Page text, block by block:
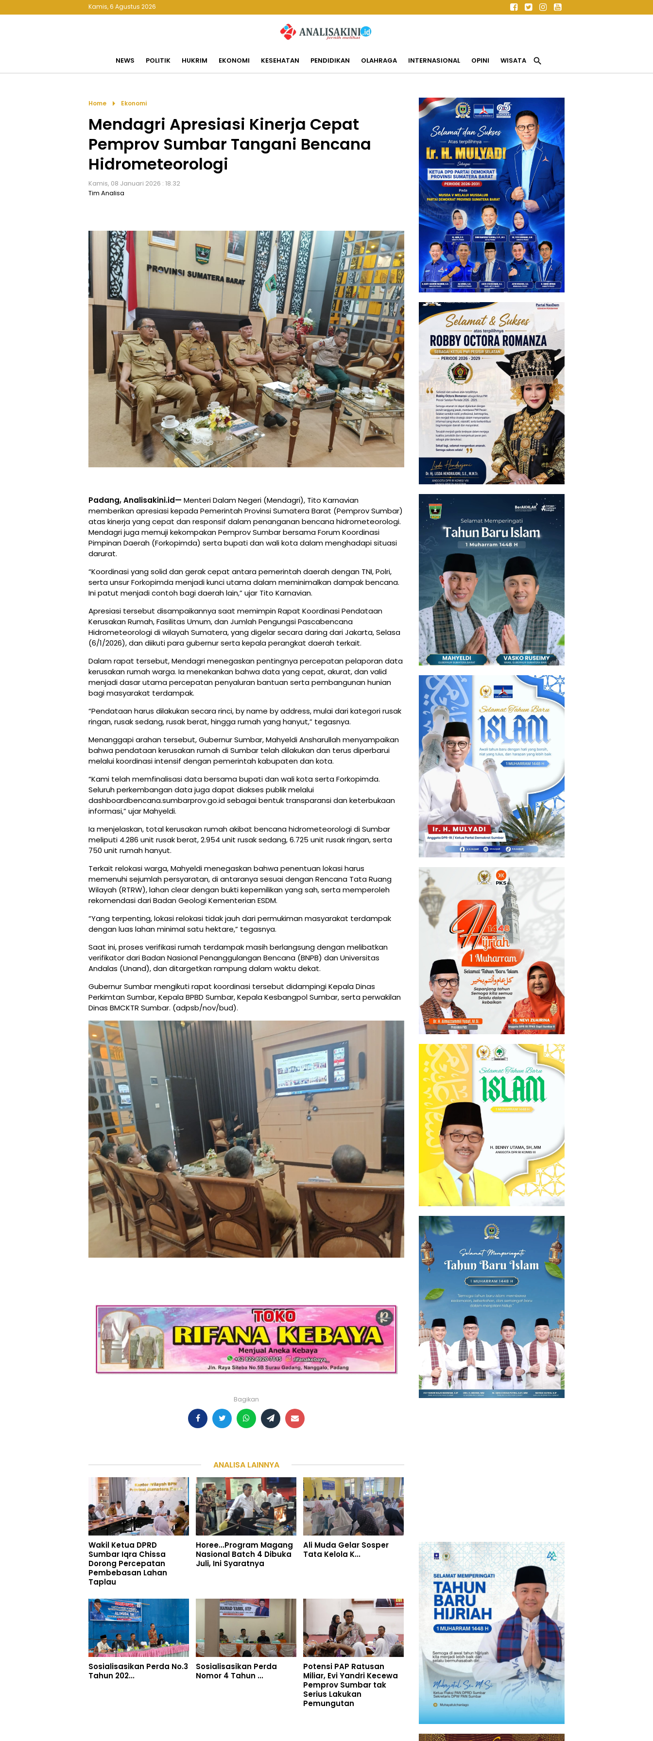
Kamis, 6 Agustus 2026
NEWS POLITIK HUKRIM EKONOMI KESEHATAN PENDIDIKAN OLAHRAGA INTERNASIONAL OPINI WISATA search
Home arrow_right Ekonomi
Mendagri Apresiasi Kinerja Cepat
Pemprov Sumbar Tangani Bencana
Hidrometeorologi
Kamis, 08 Januari 2026 : 18.32
Tim Analisa
Padang, Analisakini.id— Menteri Dalam Negeri (Mendagri), Tito Karnavian
memberikan apresiasi kepada Pemerintah Provinsi Sumatera Barat (Pemprov Sumbar)
atas kinerja yang cepat dan responsif dalam penanganan bencana hidrometeorologi.
Mendagri juga memuji kekompakan Pemprov Sumbar bersama Forum Koordinasi
Pimpinan Daerah (Forkopimda) serta bupati dan wali kota dalam menghadapi situasi
darurat.
“Koordinasi yang solid dan gerak cepat antara pemerintah daerah dengan TNI, Polri,
serta unsur Forkopimda menjadi kunci utama dalam meminimalkan dampak bencana.
Ini patut menjadi contoh bagi daerah lain,” ujar Tito Karnavian.
Apresiasi tersebut disampaikannya saat memimpin Rapat Koordinasi Pendataan
Kerusakan Rumah, Fasilitas Umum, dan Jumlah Pengungsi Pascabencana
Hidrometeorologi di wilayah Sumatera, yang digelar secara daring dari Jakarta, Selasa
(6/1/2026), dan diikuti para gubernur serta kepala perangkat daerah terkait.
Dalam rapat tersebut, Mendagri menegaskan pentingnya percepatan pelaporan data
kerusakan rumah warga. Ia menekankan bahwa data yang cepat, akurat, dan valid
menjadi dasar utama percepatan penyaluran bantuan serta pembangunan hunian
bagi masyarakat terdampak.
“Pendataan harus dilakukan secara rinci, by name by address, mulai dari kategori rusak
ringan, rusak sedang, rusak berat, hingga rumah yang hanyut,” tegasnya.
Menanggapi arahan tersebut, Gubernur Sumbar, Mahyeldi Ansharullah menyampaikan
bahwa pendataan kerusakan rumah di Sumbar telah dilakukan dan terus diperbarui
melalui koordinasi intensif dengan pemerintah kabupaten dan kota.
“Kami telah memfinalisasi data bersama bupati dan wali kota serta Forkopimda.
Seluruh perkembangan data juga dapat diakses publik melalui
dashboardbencana.sumbarprov.go.id sebagai bentuk transparansi dan keterbukaan
informasi,” ujar Mahyeldi.
Ia menjelaskan, total kerusakan rumah akibat bencana hidrometeorologi di Sumbar
meliputi 4.286 unit rusak berat, 2.954 unit rusak sedang, 6.725 unit rusak ringan, serta
750 unit rumah hanyut.
Terkait relokasi warga, Mahyeldi menegaskan bahwa penentuan lokasi harus
memenuhi sejumlah persyaratan, di antaranya sesuai dengan Rencana Tata Ruang
Wilayah (RTRW), lahan clear dengan bukti kepemilikan yang sah, serta memperoleh
rekomendasi dari Badan Geologi Kementerian ESDM.
“Yang terpenting, lokasi relokasi tidak jauh dari permukiman masyarakat terdampak
dengan luas lahan minimal satu hektare,” tegasnya.
Saat ini, proses verifikasi rumah terdampak masih berlangsung dengan melibatkan
verifikator dari Badan Nasional Penanggulangan Bencana (BNPB) dan Universitas
Andalas (Unand), dan ditargetkan rampung dalam waktu dekat.
Gubernur Sumbar mengikuti rapat koordinasi tersebut didampingi Kepala Dinas
Perkimtan Sumbar, Kepala BPBD Sumbar, Kepala Kesbangpol Sumbar, serta perwakilan
Dinas BMCKTR Sumbar. (adpsb/nov/bud).
Bagikan
ANALISA LAINNYA
Wakil Ketua DPRD
Sumbar Iqra Chissa
Dorong Percepatan
Pembebasan Lahan
Taplau
Horee...Program Magang
Nasional Batch 4 Dibuka
Juli, Ini Syaratnya
Ali Muda Gelar Sosper
Tata Kelola K...
Sosialisasikan Perda No.3
Tahun 202...
Sosialisasikan Perda
Nomor 4 Tahun ...
Potensi PAP Ratusan
Miliar, Evi Yandri Kecewa
Pemprov Sumbar tak
Serius Lakukan
Pemungutan